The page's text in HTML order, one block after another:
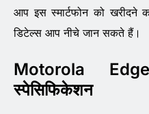
आप इस स्मार्टफोन को खरीदने
डिटेल्स आप नीचे जान सकते हैं।
Motorola
स्पेसिफिकेशन